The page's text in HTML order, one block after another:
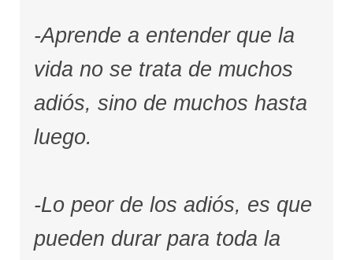
-Aprende a entender que la
vida no se trata de muchos
adiós, sino de muchos hasta
luego.
-Lo peor de los adiós, es que
pueden durar para toda la